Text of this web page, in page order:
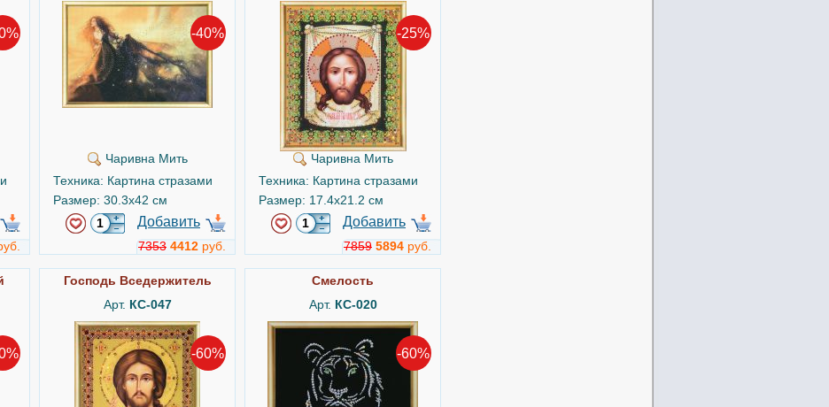
-40%
Чаривна Мить
Техника: Картина стразами
Размер: 30.3x42 см
Добавить
7353 4412 руб.
-25%
Чаривна Мить
Техника: Картина стразами
Размер: 17.4x21.2 см
Добавить
7859 5894 руб.
Господь Вседержитель
Арт. КС-047
-60%
Смелость
Арт. КС-020
-60%